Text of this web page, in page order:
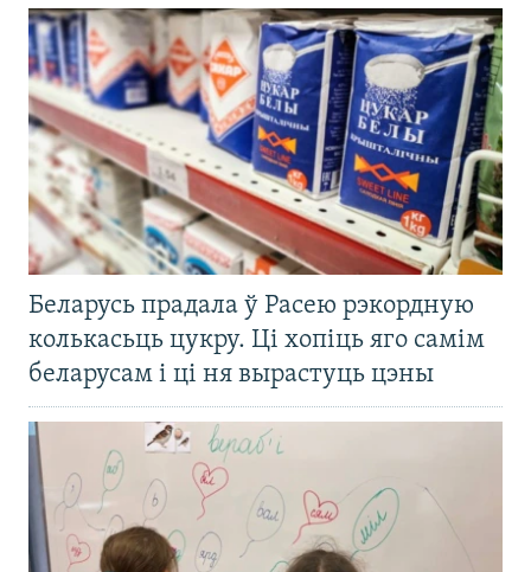
Беларусь прадала ў Расею рэкордную
колькасьць цукру. Ці хопіць яго самім
беларусам і ці ня вырастуць цэны